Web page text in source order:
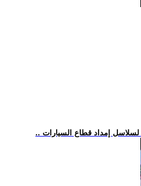
إمداد قطاع السيارات